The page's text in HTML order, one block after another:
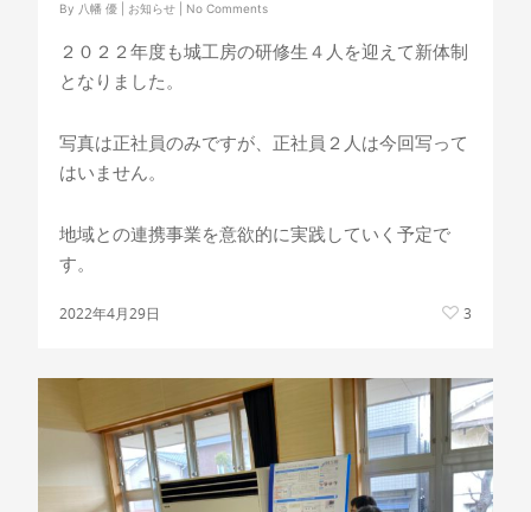
By 八幡 優 お知らせ No Comments
２０２２年度も城工房の研修生４人を迎えて新体制
となりました。
写真は正社員のみですが、正社員２人は今回写って
はいません。
地域との連携事業を意欲的に実践していく予定で
す。
2022年4月29日 3